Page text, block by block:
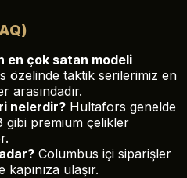
en çok satan modeli
özelinde taktik serilerimiz en
arasındadır.
nelerdir? Hultafors genelde
gibi premium çelikler
Columbus içi siparişler
ulaşır.